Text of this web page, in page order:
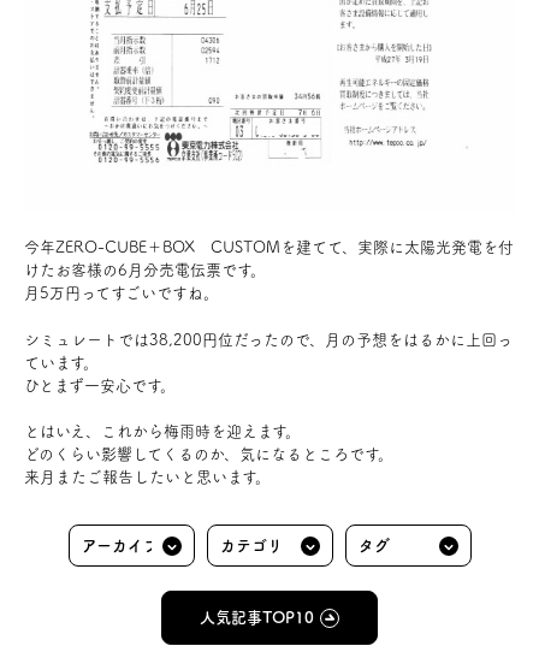
公式アカウント
今年ZERO-CUBE＋BOX CUSTOMを建てて、実際に太陽光発電を付
けたお客様の6月分売電伝票です。
月5万円ってすごいですね。
シミュレートでは38,200円位だったので、月の予想をはるかに上回っ
ています。
ひとまず一安心です。
とはいえ、これから梅雨時を迎えます。
どのくらい影響してくるのか、気になるところです。
来月またご報告したいと思います。
人気記事TOP10